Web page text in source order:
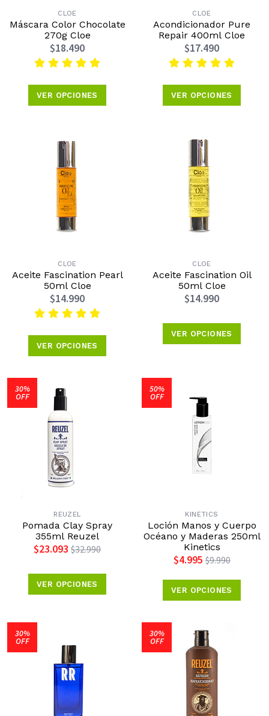
CLOE
Máscara Color Chocolate
270g Cloe
$18.490
VER OPCIONES
CLOE
Acondicionador Pure
Repair 400ml Cloe
$17.490
VER OPCIONES
CLOE
Aceite Fascination Pearl
50ml Cloe
$14.990
VER OPCIONES
CLOE
Aceite Fascination Oil
50ml Cloe
$14.990
VER OPCIONES
30%
OFF
REUZEL
Pomada Clay Spray
355ml Reuzel
$23.093 $32.990
VER OPCIONES
50%
OFF
KINETICS
Loción Manos y Cuerpo
Océano y Maderas 250ml
Kinetics
$4.995 $9.990
VER OPCIONES
30%
OFF
30%
OFF